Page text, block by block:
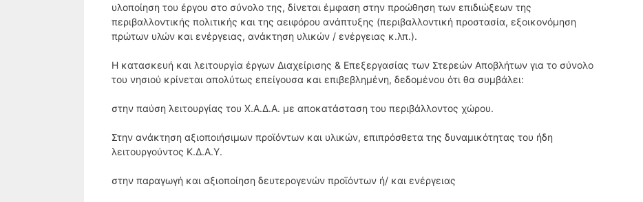
υλοποίηση του έργου στο σύνολο της, δίνεται έμφαση στην προώθηση των επιδιώξεων της
περιβαλλοντικής πολιτικής και της αειφόρου ανάπτυξης (περιβαλλοντική προστασία, εξοικονόμηση
πρώτων υλών και ενέργειας, ανάκτηση υλικών / ενέργειας κ.λπ.).
Η κατασκευή και λειτουργία έργων Διαχείρισης & Επεξεργασίας των Στερεών Αποβλήτων για το σύνολο
του νησιού κρίνεται απολύτως επείγουσα και επιβεβλημένη, δεδομένου ότι θα συμβάλει:
στην παύση λειτουργίας του Χ.Α.Δ.Α. με αποκατάσταση του περιβάλλοντος χώρου.
Στην ανάκτηση αξιοποιήσιμων προϊόντων και υλικών, επιπρόσθετα της δυναμικότητας του ήδη
λειτουργούντος Κ.Δ.Α.Υ.
στην παραγωγή και αξιοποίηση δευτερογενών προϊόντων ή/ και ενέργειας